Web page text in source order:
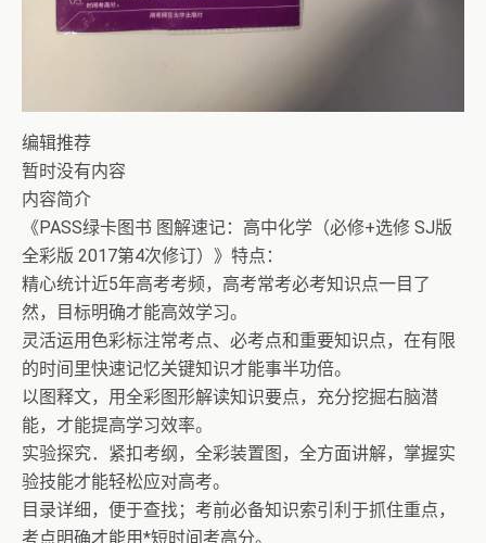
编辑推荐
暂时没有内容
内容简介
《PASS绿卡图书 图解速记：高中化学（必修+选修 SJ版
全彩版 2017第4次修订）》特点：
精心统计近5年高考考频，高考常考必考知识点一目了
然，目标明确才能高效学习。
灵活运用色彩标注常考点、必考点和重要知识点，在有限
的时间里快速记忆关键知识才能事半功倍。
以图释文，用全彩图形解读知识要点，充分挖掘右脑潜
能，才能提高学习效率。
实验探究．紧扣考纲，全彩装置图，全方面讲解，掌握实
验技能才能轻松应对高考。
目录详细，便于查找；考前必备知识索引利于抓住重点，
考点明确才能用*短时间考高分。